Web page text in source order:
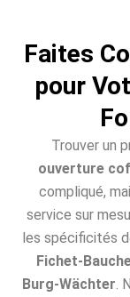
Faites
pour
Trouver un
ouverture
compliqué,
service sur
les spécificités
Fichet-
Burg-Wächter .